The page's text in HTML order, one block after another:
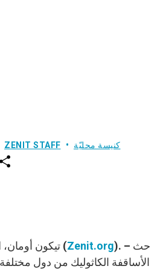
ZENIT STAFF كنيسة محليّة
w
تيكون أومان، الخميس 2 يوليو 2009 (Zenit.org). – حث
الأساقفة الكاثوليك من دول